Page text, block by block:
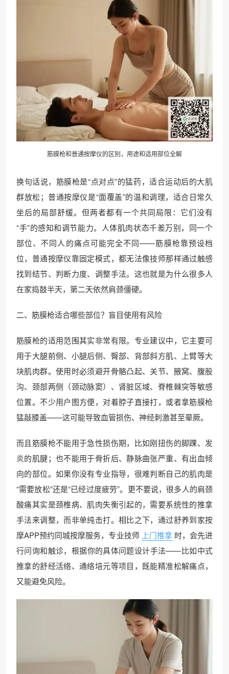
筋膜枪和普通按摩仪的区别，用途和适用部位全解
换句话说，筋膜枪是“点对点”的猛药，适合运动后的大肌
群放松；普通按摩仪是“面覆盖”的温和调理，适合日常久
坐后的局部舒缓。但两者都有一个共同局限：它们没有
“手”的感知和调节能力。人体肌肉状态千差万别，同一个
部位、不同人的痛点可能完全不同——筋膜枪靠预设档
位，普通按摩仪靠固定模式，都无法像技师那样通过触感
找到结节、判断力度、调整手法。这也就是为什么很多人
在家捣鼓半天，第二天依然肩颈僵硬。
二、筋膜枪适合哪些部位？盲目使用有风险
筋膜枪的适用范围其实非常有限。专业建议中，它主要可
用于大腿前侧、小腿后侧、臀部、背部斜方肌、上臂等大
块肌肉群。使用时必须避开骨骼凸起、关节、腋窝、腹股
沟、颈部两侧（颈动脉窦）、肾脏区域、脊椎棘突等敏感
位置。不少用户图方便，对着脖子直接打，或者拿筋膜枪
猛敲膝盖——这可能导致血管损伤、神经刺激甚至晕厥。
而且筋膜枪不能用于急性损伤期，比如刚扭伤的脚踝、发
炎的肌腱；也不能用于骨折后、静脉曲张严重、有出血倾
向的部位。如果你没有专业指导，很难判断自己的肌肉是
“需要放松”还是“已经过度疲劳”。更不要说，很多人的肩颈
酸痛其实是颈椎病、肌肉失衡引起的，需要系统性的推拿
手法来调整，而非单纯击打。相比之下，通过舒养到家按
摩APP预约同城按摩服务，专业技师 上门推拿 时，会先进
行问询和触诊，根据你的具体问题设计手法——比如中式
推拿的舒经活络、通络培元等项目，既能精准松解痛点，
又能避免风险。